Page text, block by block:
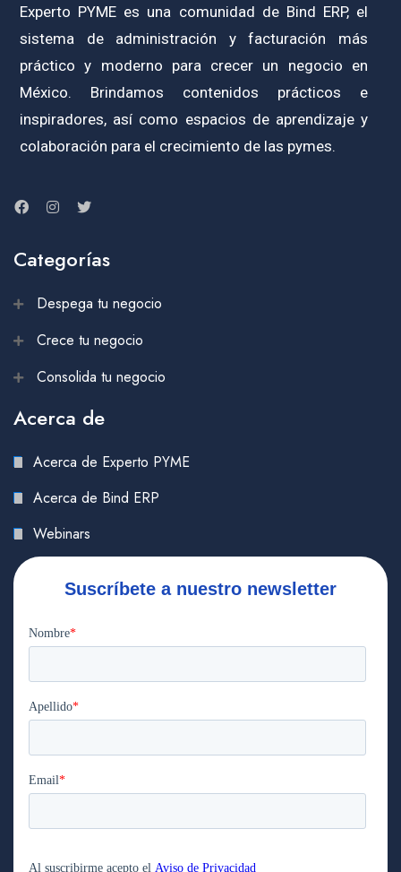
Experto PYME es una comunidad de Bind ERP, el
sistema de administración y facturación más
práctico y moderno para crecer un negocio en
México. Brindamos contenidos prácticos e
inspiradores, así como espacios de aprendizaje y
colaboración para el crecimiento de las pymes.
Categorías
Despega tu negocio
Crece tu negocio
Consolida tu negocio
Acerca de
Acerca de Experto PYME
Acerca de Bind ERP
Webinars
Suscríbete a nuestro newsletter